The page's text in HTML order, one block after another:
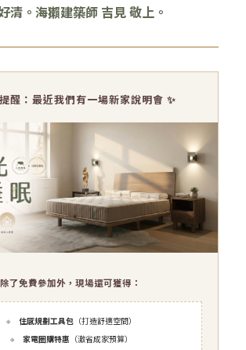
清。海獺建築師 吉見 敬上。
醒：最近我們有一場新家說明會 ✨
除了免費參加外，現場還可獲得：
🔸 住感規劃工具包 （打造舒適空間）
🔸
家電圈購特惠 （激省成家預算）